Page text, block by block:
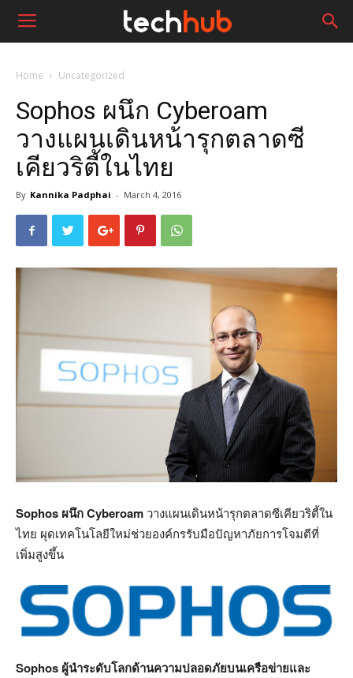
Home Uncategorized
Sophos ผนึก Cyberoam
วางแผนเดินหน้ารุกตลาดซี
เคียวริตี้ในไทย
By Kannika Padphai - March 4, 2016
Sophos ผนึก Cyberoam วางแผนเดินหน้ารุกตลาดซีเคียวริตี้ใน
ไทย ผุดเทคโนโลยีใหม่ช่วยองค์กรรับมือปัญหาภัยการโจมตีที่
เพิ่มสูงขึ้น
Sophos ผู้นำระดับโลกด้านความปลอดภัยบนเครือข่ายและ